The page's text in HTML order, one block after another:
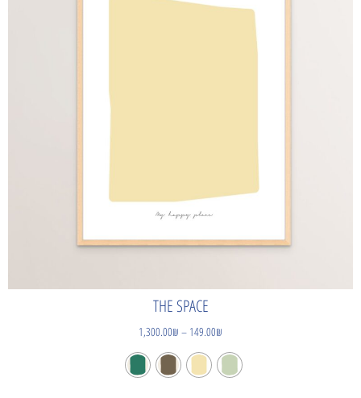
THE SPACE
149.00₪
–
1,300.00₪